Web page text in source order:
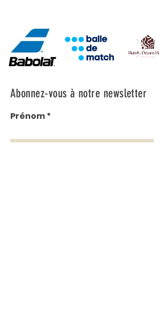
Abonnez-vous à notre newsletter
Prénom